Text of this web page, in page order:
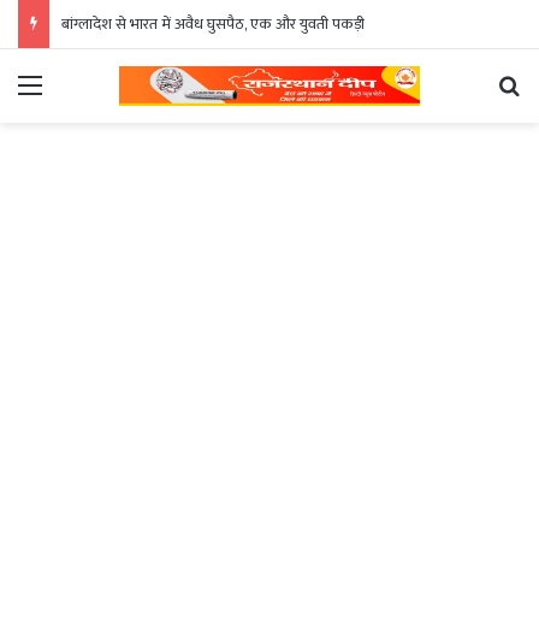
बांग्लादेश से भारत में अवैध घुसपैठ, एक और युवती पकड़ी
Menu